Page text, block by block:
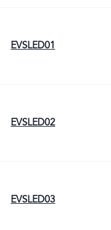
EVSLED01
EVSLED02
EVSLED03